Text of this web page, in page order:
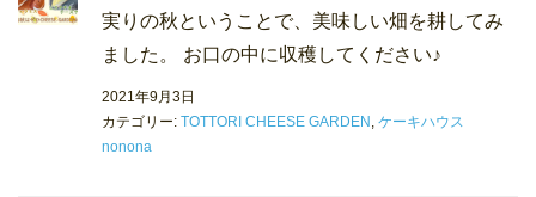
実りの秋ということで、美味しい畑を耕してみ
ました。 お口の中に収穫してください♪
2021年9月3日
カテゴリー: TOTTORI CHEESE GARDEN , ケーキハウス
nonona